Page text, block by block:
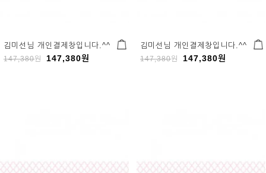
김미선님 개인결제창입니다.^^
147,380원 147,380원
김미선님 개인결제창입니다.^^
147,380원 147,380원